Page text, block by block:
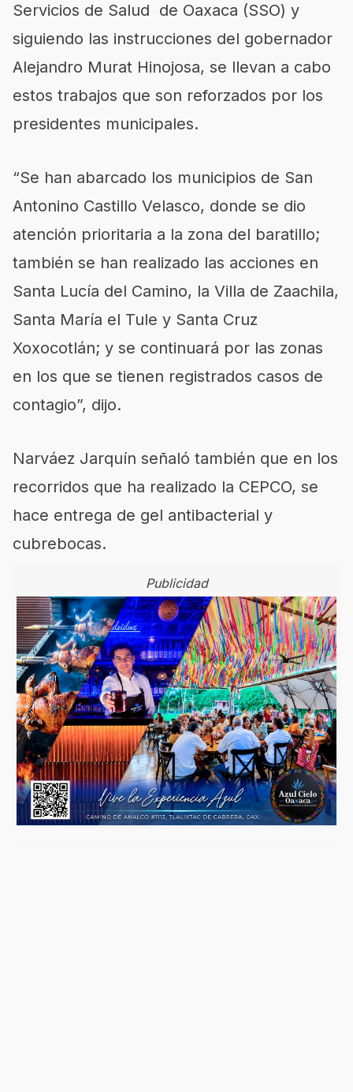
Servicios de Salud de Oaxaca (SSO) y
siguiendo las instrucciones del gobernador
Alejandro Murat Hinojosa, se llevan a cabo
estos trabajos que son reforzados por los
presidentes municipales.
“Se han abarcado los municipios de San
Antonino Castillo Velasco, donde se dio
atención prioritaria a la zona del baratillo;
también se han realizado las acciones en
Santa Lucía del Camino, la Villa de Zaachila,
Santa María el Tule y Santa Cruz
Xoxocotlán; y se continuará por las zonas
en los que se tienen registrados casos de
contagio”, dijo.
Narváez Jarquín señaló también que en los
recorridos que ha realizado la CEPCO, se
hace entrega de gel antibacterial y
cubrebocas.
Publicidad